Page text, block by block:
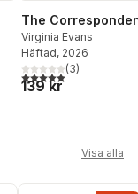
antal röster:
The
Virginia Evans
Häftad, 2026
5,0utav 5 stjärnor.
(3)
139 kr
Visa alla